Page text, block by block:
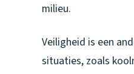
milieu.
Veiligheid is een
situaties, zoals